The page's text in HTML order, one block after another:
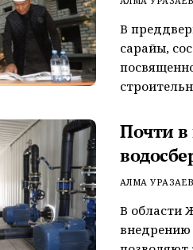
В
сарайы,
Почти в
АЛМА
В области
внедрению